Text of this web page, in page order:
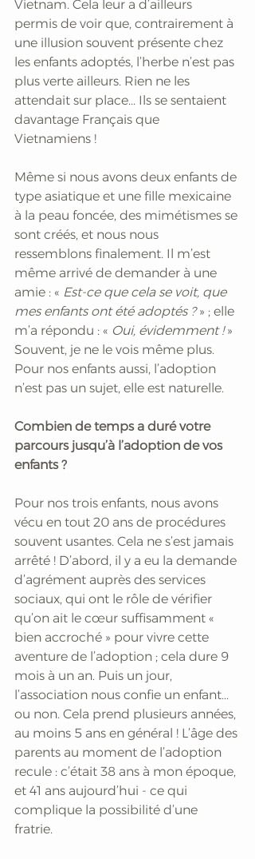
Vietnam. Cela leur a d’ailleurs
permis de voir que, contrairement à
une illusion souvent présente chez
les enfants adoptés, l’herbe n’est pas
plus verte ailleurs. Rien ne les
attendait sur place... Ils se sentaient
davantage Français que
Vietnamiens !
Même si nous avons deux enfants de
type asiatique et une fille mexicaine
à la peau foncée, des mimétismes se
sont créés, et nous nous
ressemblons finalement. Il m’est
même arrivé de demander à une
amie : « Est-ce que cela se voit, que
mes enfants ont été adoptés ? » ; elle
m’a répondu : « Oui, évidemment ! »
Souvent, je ne le vois même plus.
Pour nos enfants aussi, l’adoption
n’est pas un sujet, elle est naturelle.
Combien de temps a duré votre
parcours jusqu’à l’adoption de vos
enfants ?
Pour nos trois enfants, nous avons
vécu en tout 20 ans de procédures
souvent usantes. Cela ne s’est jamais
arrêté ! D’abord, il y a eu la demande
d’agrément auprès des services
sociaux, qui ont le rôle de vérifier
qu’on ait le cœur suffisamment «
bien accroché » pour vivre cette
aventure de l’adoption ; cela dure 9
mois à un an. Puis un jour,
l’association nous confie un enfant...
ou non. Cela prend plusieurs années,
au moins 5 ans en général ! L’âge des
parents au moment de l’adoption
recule : c’était 38 ans à mon époque,
et 41 ans aujourd’hui - ce qui
complique la possibilité d’une
fratrie.